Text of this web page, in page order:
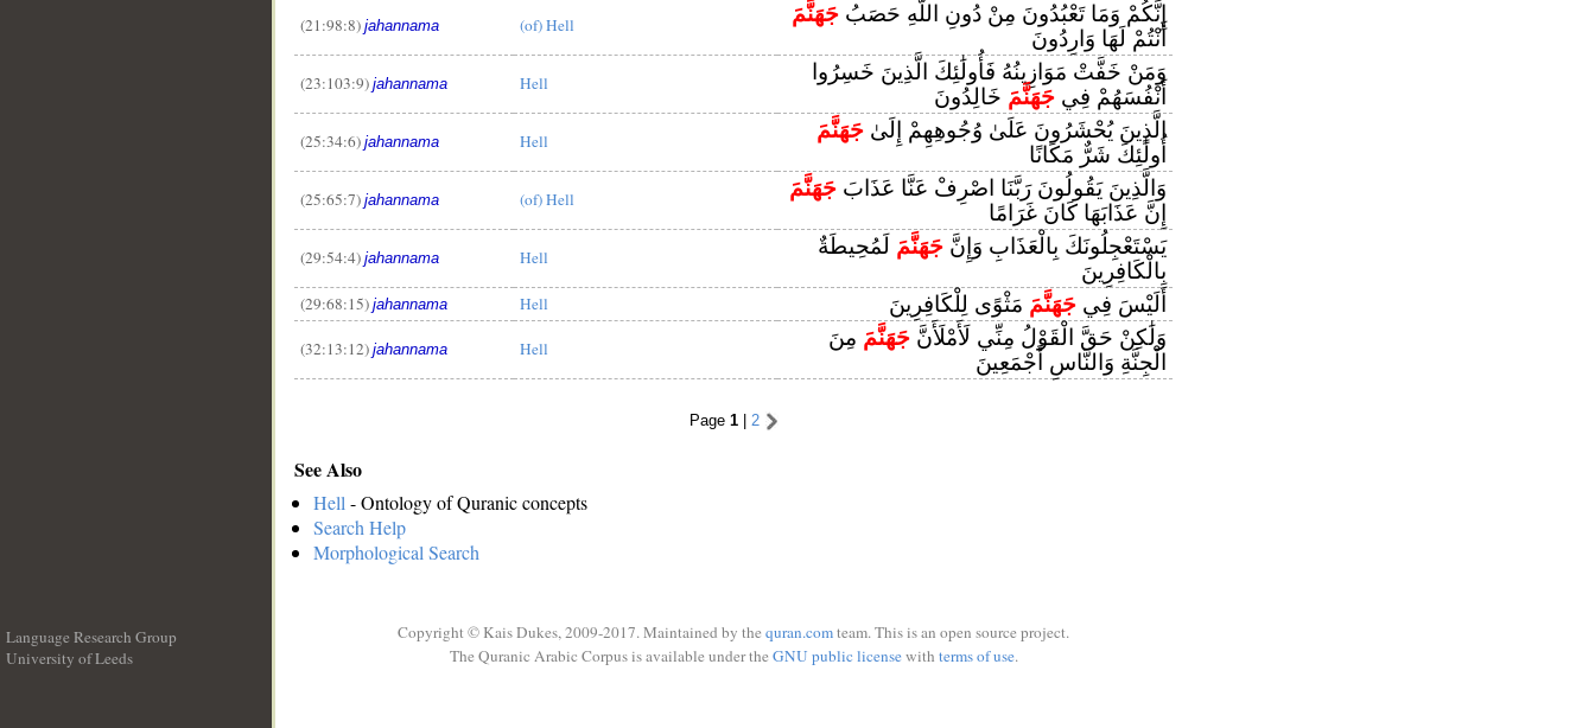
(21:98:8) jahannama (of) Hell إِنَّكُمْ وَمَا تَعْبُدُونَ مِنْ دُونِ اللَّهِ حَصَبُ جَهَنَّمَ
أَنْتُمْ لَهَا وَارِدُونَ
(23:103:9) jahannama Hell
وَمَنْ خَفَّتْ مَوَازِينُهُ فَأُولَٰئِكَ الَّذِينَ خَسِرُوا
أَنْفُسَهُمْ فِي جَهَنَّمَ خَالِدُونَ
(25:34:6) jahannama Hell الَّذِينَ يُحْشَرُونَ عَلَىٰ وُجُوهِهِمْ إِلَىٰ جَهَنَّمَ
أُولَٰئِكَ شَرٌّ مَكَانًا
(25:65:7) jahannama (of) Hell وَالَّذِينَ يَقُولُونَ رَبَّنَا اصْرِفْ عَنَّا عَذَابَ جَهَنَّمَ
إِنَّ عَذَابَهَا كَانَ غَرَامًا
(29:54:4) jahannama Hell يَسْتَعْجِلُونَكَ بِالْعَذَابِ وَإِنَّ جَهَنَّمَ لَمُحِيطَةٌ
بِالْكَافِرِينَ
(29:68:15) jahannama Hell أَلَيْسَ فِي جَهَنَّمَ مَثْوًى لِلْكَافِرِينَ
(32:13:12) jahannama Hell وَلَٰكِنْ حَقَّ الْقَوْلُ مِنِّي لَأَمْلَأَنَّ جَهَنَّمَ مِنَ
الْجِنَّةِ وَالنَّاسِ أَجْمَعِينَ
Page 1| 2
See Also
Hell - Ontology of Quranic concepts
Search Help
Morphological Search
Language Research Group
University of Leeds
Copyright © Kais Dukes, 2009-2017. Maintained by the quran.comteam. This is an open source project.
The Quranic Arabic Corpus is available under the GNU public licensewith terms of use.